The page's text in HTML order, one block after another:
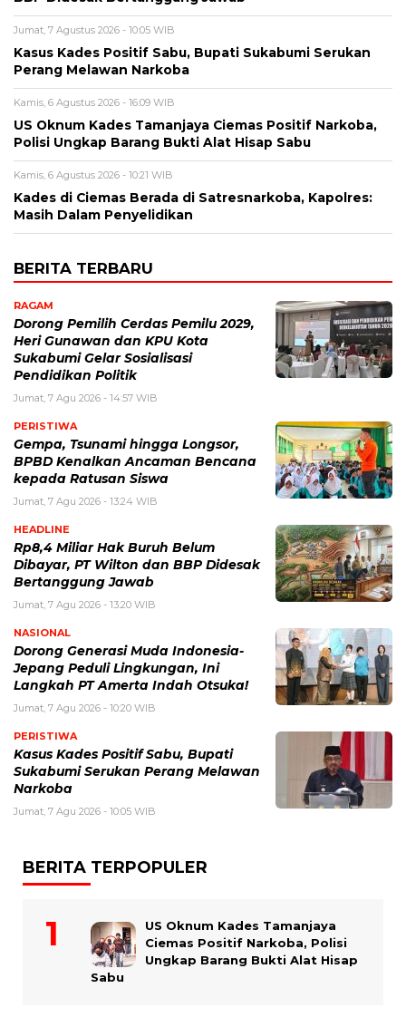
Jumat, 7 Agustus 2026 - 10:05 WIB
Kasus Kades Positif Sabu, Bupati Sukabumi Serukan
Perang Melawan Narkoba
Kamis, 6 Agustus 2026 - 16:09 WIB
US Oknum Kades Tamanjaya Ciemas Positif Narkoba,
Polisi Ungkap Barang Bukti Alat Hisap Sabu
Kamis, 6 Agustus 2026 - 10:21 WIB
Kades di Ciemas Berada di Satresnarkoba, Kapolres:
Masih Dalam Penyelidikan
BERITA TERBARU
RAGAM
Dorong Pemilih Cerdas Pemilu 2029,
Heri Gunawan dan KPU Kota
Sukabumi Gelar Sosialisasi
Pendidikan Politik
Jumat, 7 Agu 2026 - 14:57 WIB
PERISTIWA
Gempa, Tsunami hingga Longsor,
BPBD Kenalkan Ancaman Bencana
kepada Ratusan Siswa
Jumat, 7 Agu 2026 - 13:24 WIB
HEADLINE
Rp8,4 Miliar Hak Buruh Belum
Dibayar, PT Wilton dan BBP Didesak
Bertanggung Jawab
Jumat, 7 Agu 2026 - 13:20 WIB
NASIONAL
Dorong Generasi Muda Indonesia-
Jepang Peduli Lingkungan, Ini
Langkah PT Amerta Indah Otsuka!
Jumat, 7 Agu 2026 - 10:20 WIB
PERISTIWA
Kasus Kades Positif Sabu, Bupati
Sukabumi Serukan Perang Melawan
Narkoba
Jumat, 7 Agu 2026 - 10:05 WIB
BERITA TERPOPULER
US Oknum Kades Tamanjaya
Ciemas Positif Narkoba, Polisi
Ungkap Barang Bukti Alat Hisap
Sabu